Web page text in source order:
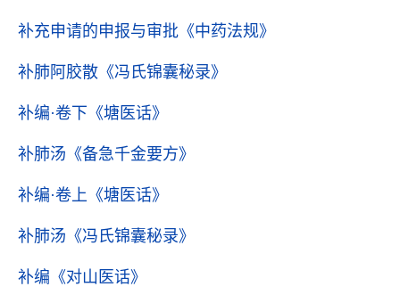
补充申请的申报与审批 《中药法规》
补肺阿胶散 《冯氏锦囊秘录》
补编·卷下 《塘医话》
补肺汤 《备急千金要方》
补编·卷上 《塘医话》
补肺汤 《冯氏锦囊秘录》
补编 《对山医话》